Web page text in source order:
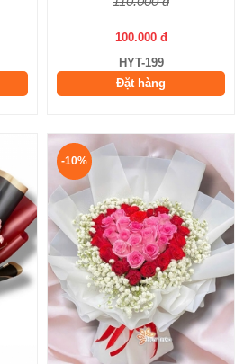
100.000 đ
HYT-199
Đặt hàng
-10%